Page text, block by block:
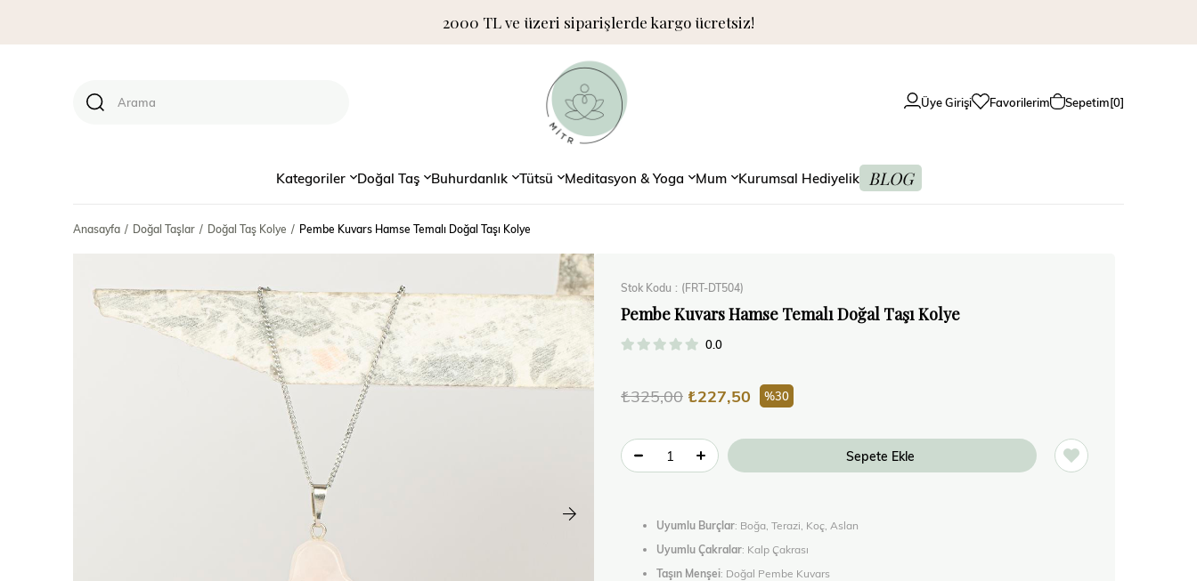
2000 TL ve üzeri siparişlerde kargo ücretsiz!
Üye Girişi Favorilerim Sepetim 0
Kategoriler Doğal Taş Buhurdanlık Tütsü Meditasyon & Yoga Mum Kurumsal Hediyelik BLOG
Anasayfa Doğal Taşlar Doğal Taş Kolye Pembe Kuvars Hamse Temalı Doğal Taşı Kolye
Stok Kodu (FRT-DT504)
Pembe Kuvars Hamse Temalı Doğal Taşı Kolye
0.0
₺325,00 ₺227,50 30
Uyumlu Burçlar: Boğa, Terazi, Koç, Aslan
Uyumlu Çakralar: Kalp Çakrası
Taşın Menşei: Doğal Pembe Kuvars